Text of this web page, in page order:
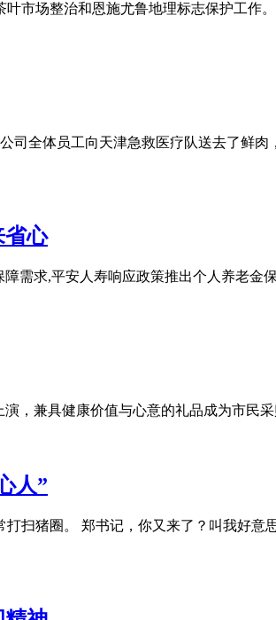
市场整治和恩施尤鲁地理标志保护工作
全体员工向天津急救医疗队送去了鲜肉
省心
需求,平安人寿响应政策推出个人养老金
兼具健康价值与心意的礼品成为市民
人”
扫猪圈。 郑书记，你又来了？叫我好意